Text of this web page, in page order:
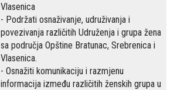
Vlasenica
- Podržati osnaživanje, udruživanja i
povezivanja različitih Udruženja i grupa žena
sa područja Opštine Bratunac, Srebrenica i
Vlasenica.
- Osnažiti komunikaciju i razmjenu
informacija između različitih ženskih grupa u